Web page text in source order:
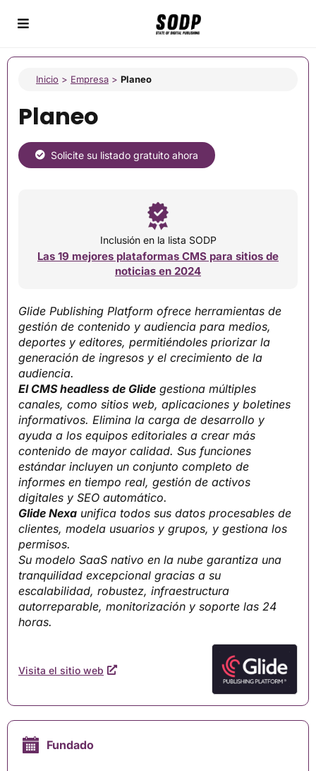
Inicio > Empresa > Planeo
Planeo
Solicite su listado gratuito ahora
Inclusión en la lista SODP
Las 19 mejores plataformas CMS para sitios de
noticias en 2024
Glide Publishing Platform ofrece herramientas de
gestión de contenido y audiencia para medios,
deportes y editores, permitiéndoles priorizar la
generación de ingresos y el crecimiento de la
audiencia.
El CMS headless de Glide gestiona múltiples
canales, como sitios web, aplicaciones y boletines
informativos. Elimina la carga de desarrollo y
ayuda a los equipos editoriales a crear más
contenido de mayor calidad. Sus funciones
estándar incluyen un conjunto completo de
informes en tiempo real, gestión de activos
digitales y SEO automático.
Glide Nexa unifica todos sus datos procesables de
clientes, modela usuarios y grupos, y gestiona los
permisos.
Su modelo SaaS nativo en la nube garantiza una
tranquilidad excepcional gracias a su
escalabilidad, robustez, infraestructura
autorreparable, monitorización y soporte las 24
horas.
Visita el sitio web
Fundado